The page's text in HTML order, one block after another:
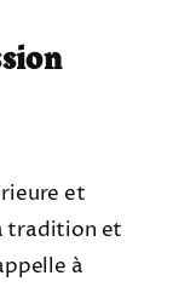
et
tradition et
à